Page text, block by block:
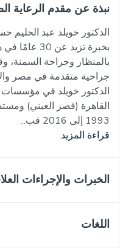
نبذة عن مقدم الرعاية
الدكتور خويلد عبد
بخبرة تزيد
بالمنظار وجراحة السمنة،
جراحية متقدمة في مصر
الدكتور خويلد في
القاهرة (قصر العيني)
1993 إلى 2016 قب...
قراءة المزيد
الخبرات والإجراءات
اللغات